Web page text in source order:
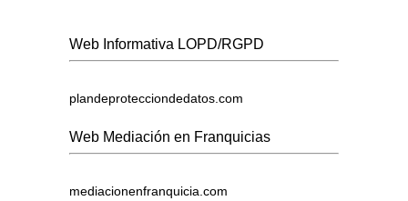
Web Informativa LOPD/RGPD
plandeprotecciondedatos.com
Web Mediación en Franquicias
mediacionenfranquicia.com